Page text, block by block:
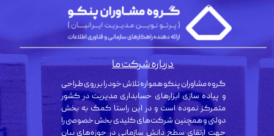
گروه مشاوران پنکو همواره تلاش خود را بر روی طراحی
و پیاده سازی ابزارهای حسابداری مدیریت در کشور
متمرکز نموده است و در این راستا کمک به بخش
دولتی و همچنین شرکت‌های کلیدی بخش خصوصی را
جهت ارتقای سطح دانش سازمانی در حوزه‌های بیان
درباره شرکت ما